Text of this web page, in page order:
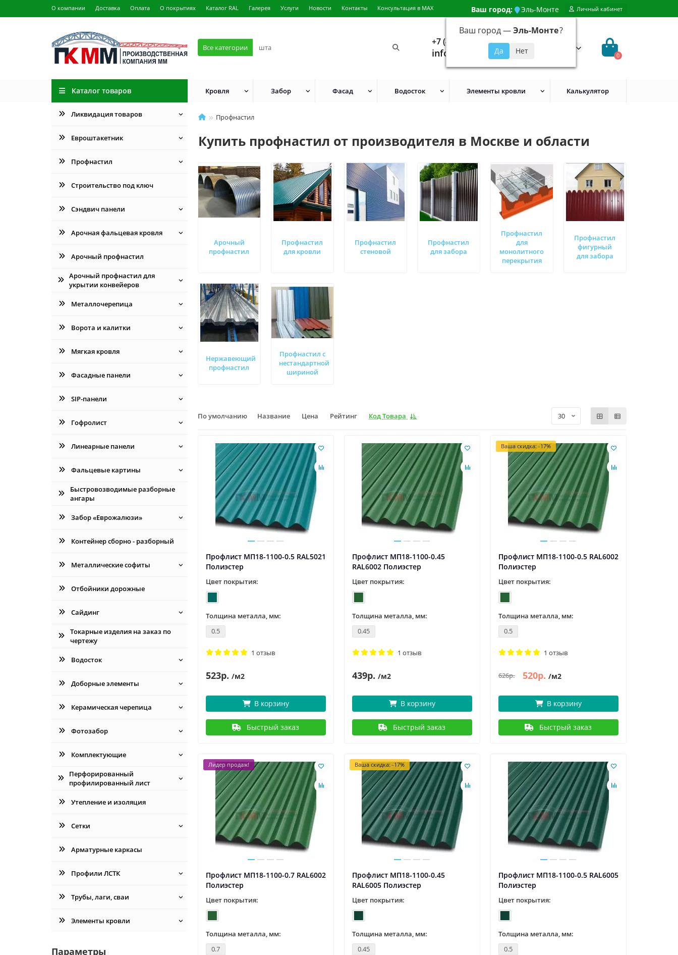
О компании Доставка Оплата О покрытиях Каталог RAL Галерея Услуги Новости Контакты Консультация в MAX Ваш город: Эль-Монте
Ваш город —Эль-Монте?
Личный кабинет
Все категории
+7 (499) 648-92-94
info@evroshtaketnikmoskva.ru 0
Каталог товаров
Ликвидация товаров
Евроштакетник
Профнастил
Строительство под ключ
Сэндвич панели
Арочная фальцевая кровля
Арочный профнастил
Арочный профнастил для
укрытии конвейеров
Металлочерепица
Ворота и калитки
Мягкая кровля
Фасадные панели
SIP-панели
Гофролист
Линеарные панели
Фальцевые картины
Быстровозводимые разборные
ангары
Забор «Еврожалюзи»
Контейнер сборно - разборный
Металлические софиты
Отбойники дорожные
Сайдинг
Токарные изделия на заказ по
чертежу
Водосток
Доборные элементы
Керамическая черепица
Фотозабор
Комплектующие
Перфорированный
профилированный лист
Утепление и изоляция
Сетки
Арматурные каркасы
Профили ЛСТК
Трубы, лаги, сваи
Элементы кровли
Кровля Забор Фасад Водосток Элементы кровли Калькулятор
Профнастил
Купить профнастил от производителя в Москве и области
Параметры
Арочный
профнастил
Профнастил
для кровли
Профнастил
стеновой
Профнастил
для забора
Профнастил
для
монолитного
перекрытия
Профнастил
фигурный
для забора
Нержавеющий
профнастил
Профнастил с
нестандартной
шириной
По умолчанию Название Цена Рейтинг Код Товара
Профлист МП18-1100-0.5 RAL5021
Полиэстер
Цвет покрытия:
Толщина металла, мм:
0.5
1 отзыв
523р. /м2
В корзину
Быстрый заказ
Профлист МП18-1100-0.45
RAL6002 Полиэстер
Цвет покрытия:
Толщина металла, мм:
0.45
1 отзыв
439р. /м2
В корзину
Быстрый заказ
Ваша скидка: -17%
Профлист МП18-1100-0.5 RAL6002
Полиэстер
Цвет покрытия:
Толщина металла, мм:
0.5
1 отзыв
626р. 520р. /м2
В корзину
Быстрый заказ
Лидер продаж!
Профлист МП18-1100-0.7 RAL6002
Полиэстер
Цвет покрытия:
Толщина металла, мм:
0.7
Ваша скидка: -17%
Профлист МП18-1100-0.45
RAL6005 Полиэстер
Цвет покрытия:
Толщина металла, мм:
0.45
Профлист МП18-1100-0.5 RAL6005
Полиэстер
Цвет покрытия:
Толщина металла, мм:
0.5